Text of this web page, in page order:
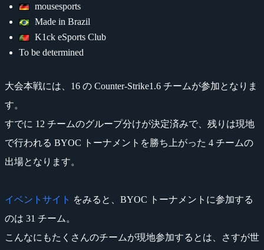
mousesports
Made in Brazil
K1ck eSports Club
To be determined
大会本戦には、16 の Counter-Strike1.6 チームが参加となりま
す。
すでに 12 チームのグループ分けが決定済みで、残りは現地
で行われる BYOC トーナメントを勝ち上がった 4 チームの
出場となります。
イベントサイト をみると、BYOC トーナメントに参加する
のは 31 チーム。
こんなにもたくさんのチームが現地参加するとは、さすが世